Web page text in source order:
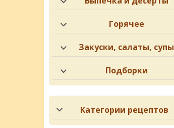
Горячее
Закуски, салаты, супы
Подборки
Категории рецептов